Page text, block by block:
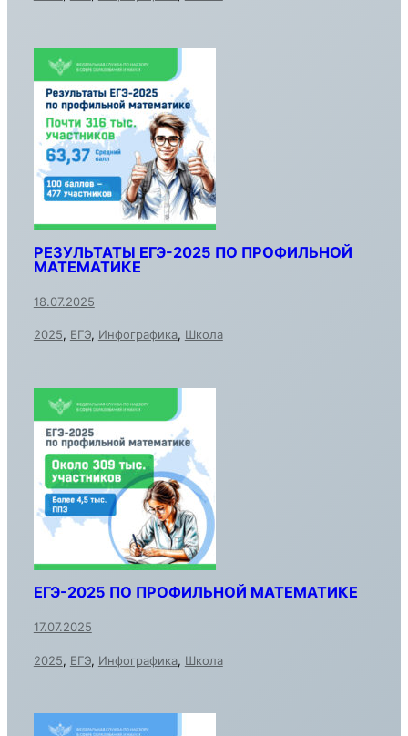
РЕЗУЛЬТАТЫ ЕГЭ-2025 ПО ПРОФИЛЬНОЙ
МАТЕМАТИКЕ
18.07.2025
2025, ЕГЭ, Инфографика, Школа
ЕГЭ-2025 ПО ПРОФИЛЬНОЙ МАТЕМАТИКЕ
17.07.2025
2025, ЕГЭ, Инфографика, Школа